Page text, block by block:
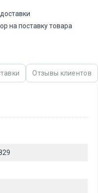
на поставку товара
Отзывы клиентов